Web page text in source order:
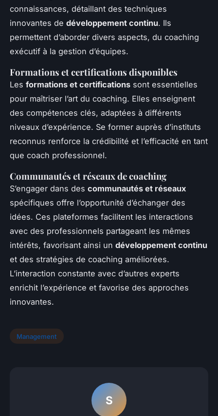
connaissances, détaillant des techniques
innovantes de développement continu. Ils
permettent d’aborder divers aspects, du coaching
exécutif à la gestion d’équipes.
Formations et certifications disponibles
Les formations et certifications sont essentielles
pour maîtriser l’art du coaching. Elles enseignent
des compétences clés, adaptées à différents
niveaux d’expérience. Se former auprès d’instituts
reconnus renforce la crédibilité et l’efficacité en tant
que coach professionnel.
Communautés et réseaux de coaching
S’engager dans des communautés et réseaux
spécifiques offre l’opportunité d’échanger des
idées. Ces plateformes facilitent les interactions
avec des professionnels partageant les mêmes
intérêts, favorisant ainsi un développement continu
et des stratégies de coaching améliorées.
L’interaction constante avec d’autres experts
enrichit l’expérience et favorise des approches
innovantes.
Management
S